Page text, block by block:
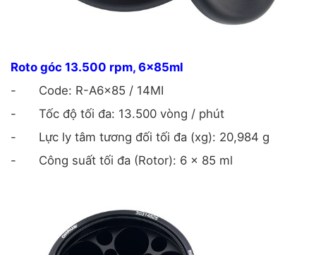
Roto góc 13.500 rpm, 6x85ml
-
Code: R-A6x85 / 14MI
-
Tốc độ tối đa: 13.500 vòng / phút
-
Lực ly tâm tương đối tối đa (xg): 20,984 g
-
Công suất tối đa (Rotor): 6 x 85 ml